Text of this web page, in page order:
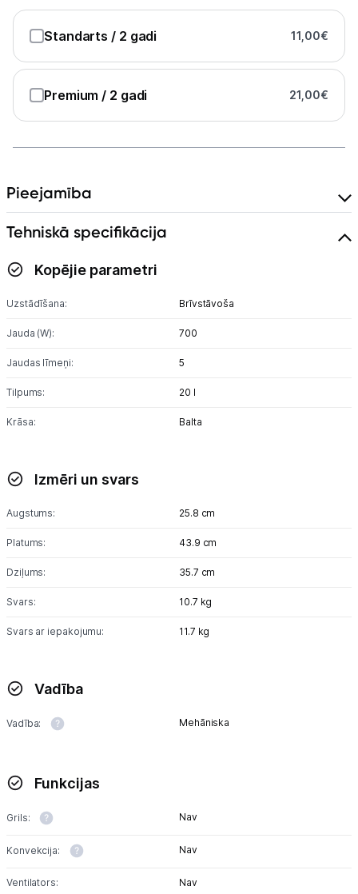
Mazās cepeškrāsnis
Mazās plītis
Ledus un saldējuma mašīnas
Apģērbu kopšana
Skaistumkopšana
Sports un atpūta
Tehnikas izvešana
Standarts / 2 gadi 11,00€
Premium / 2 gadi 21,00€
Pieejamība
Tehniskā specifikācija
Kopējie parametri
Uzstādīšana: Brīvstāvoša
Jauda (W): 700
Jaudas līmeņi: 5
Tilpums: 20 l
Krāsa: Balta
Izmēri un svars
Augstums: 25.8 cm
Platums: 43.9 cm
Dziļums: 35.7 cm
Svars: 10.7 kg
Svars ar iepakojumu: 11.7 kg
Vadība
Vadība: Mehāniska
Funkcijas
Grils: Nav
Konvekcija: Nav
Ventilators: Nav